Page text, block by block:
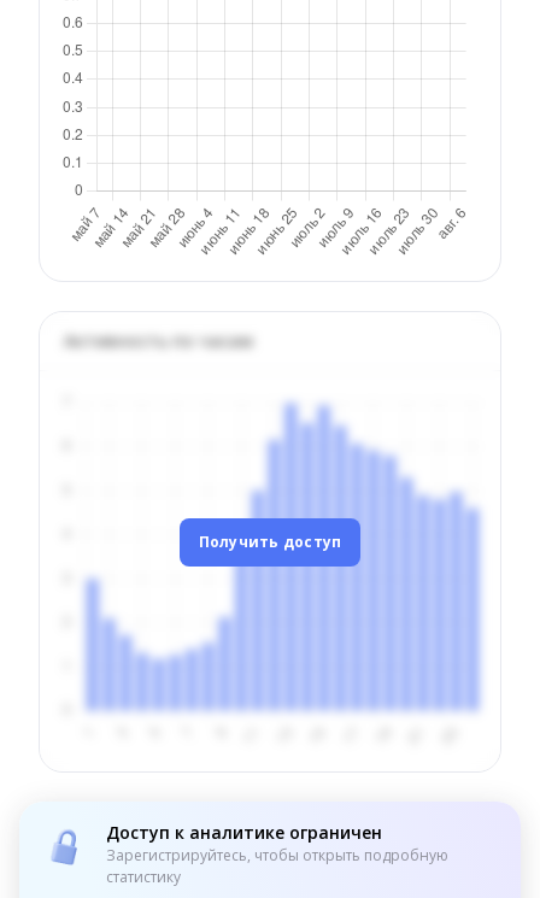
Активность по часам
Получить доступ
Доступ к аналитике ограничен
Зарегистрируйтесь, чтобы открыть подробную
статистику